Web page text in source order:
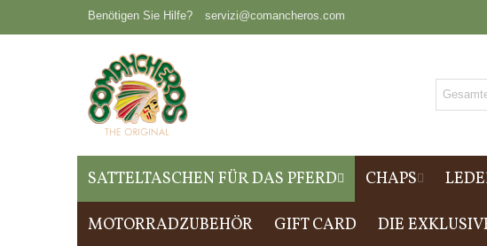
Benötigen Sie Hilfe? servizi@comancheros.com
SATTELTASCHEN FÜR DAS PFERD CHAPS
MOTORRADZUBEHÖR GIFT CARD DIE